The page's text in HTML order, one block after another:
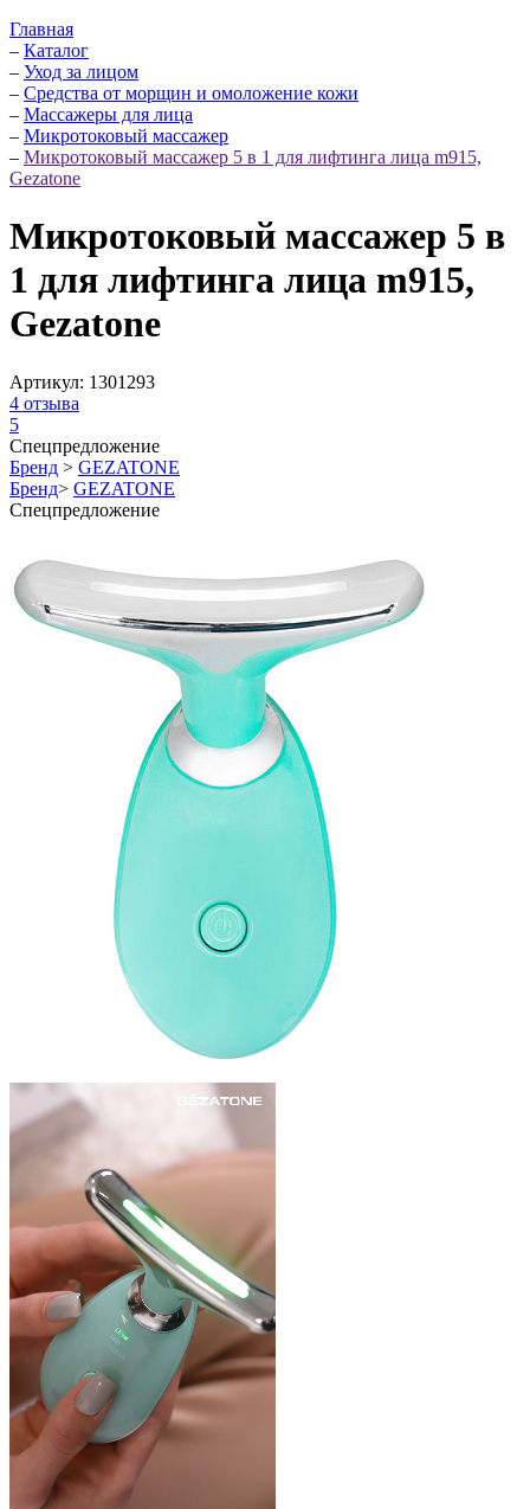
Главная
– Каталог
– Уход за лицом
– Средства от морщин и омоложение кожи
– Массажеры для лица
– Микротоковый массажер
– Микротоковый массажер 5 в 1 для лифтинга лица m915,
Gezatone
Микротоковый массажер 5 в
1 для лифтинга лица m915,
Gezatone
Артикул: 1301293
4 отзыва
5
Спецпредложение
Бренд > GEZATONE
Бренд> GEZATONE
Спецпредложение